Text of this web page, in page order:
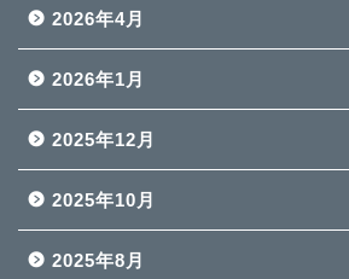
2026年4月
2026年1月
2025年12月
2025年10月
2025年8月